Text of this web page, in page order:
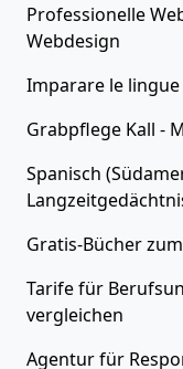
Professionelle
Webdesign
Imparare le
Grabpflege Kall -
Spanisch
Gratis-Bücher
Tarife für
vergleichen
Agentur für